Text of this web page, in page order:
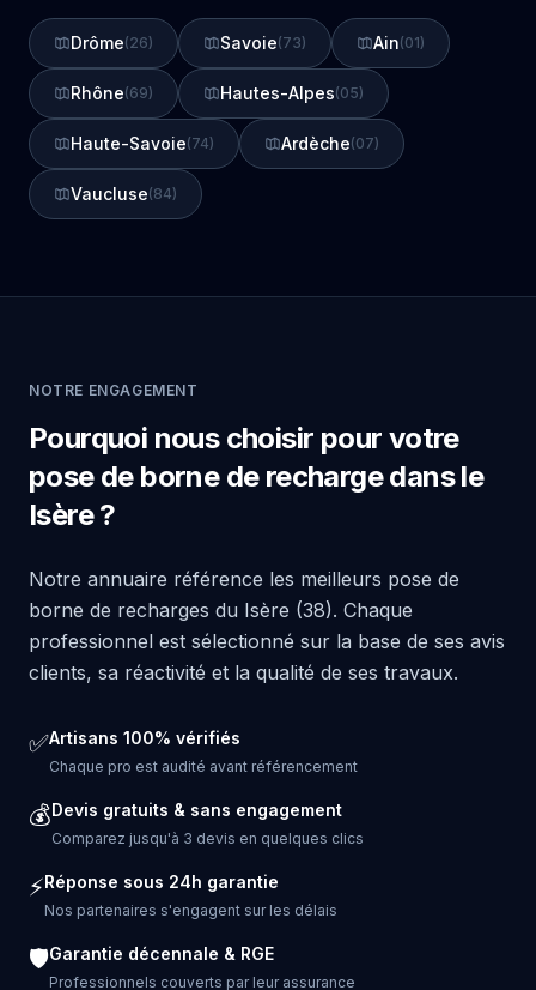
Drôme(26) Savoie(73) Ain(01)
Rhône(69) Hautes-Alpes(05)
Haute-Savoie(74) Ardèche(07)
Vaucluse(84)
NOTRE ENGAGEMENT
Pourquoi nous choisir pour votre
pose de borne de recharge dans le
Isère ?
Notre annuaire référence les meilleurs pose de
borne de recharges du Isère (38). Chaque
professionnel est sélectionné sur la base de ses avis
clients, sa réactivité et la qualité de ses travaux.
✅Artisans 100% vérifiés
Chaque pro est audité avant référencement
💰Devis gratuits & sans engagement
Comparez jusqu'à 3 devis en quelques clics
⚡Réponse sous 24h garantie
Nos partenaires s'engagent sur les délais
🛡️Garantie décennale & RGE
Professionnels couverts par leur assurance